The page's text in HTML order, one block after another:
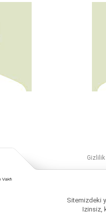
Gizlilik
Sitemizdeki
Izinsiz,